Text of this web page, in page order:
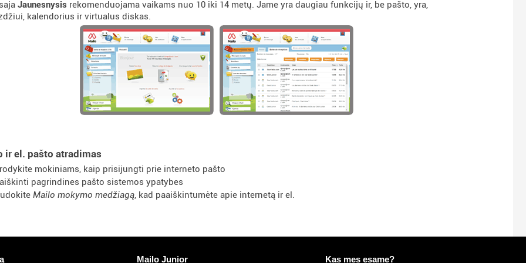
Jaunesnysis rekomenduojama vaikams nuo 10 iki 14 metų. Jame yra daugiau funkcijų ir, be pašto, yra,
kalendorius ir virtualus diskas.
ir el. pašto atradimas
mokiniams, kaip prisijungti prie interneto pašto
pagrindines pašto sistemos ypatybes
Mailo mokymo medžiagą, kad paaiškintumėte apie internetą ir el.
Atrasti Mailo
Mailo Junior Daugiau informacijos apie Mailo
Kas mes esame?